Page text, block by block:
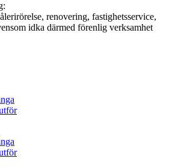
renovering, fastighetsservice,
idka därmed förenlig verksamhet